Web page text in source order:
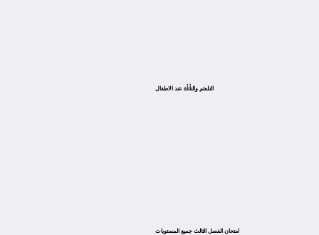
التلعثم والتأتأة عند الاطفال
امتحان الفصل الثالث جميع المستويات